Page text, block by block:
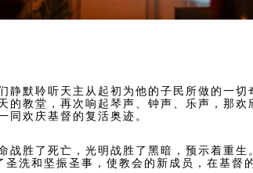
静默聆听天主从起初为他的子民所做的一
的教堂，再次响起琴声、钟声、乐声，那
同欢庆基督的复活奥迹。
战胜了死亡， 光明战胜了黑暗，预示着重生
洗和坚振圣事，使教会的新成员，在基督